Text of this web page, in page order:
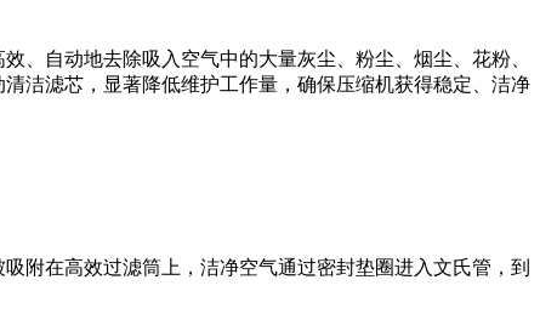
、自动地去除吸入空气中的大量灰尘、粉尘、烟尘、花粉、
洁滤芯，显著降低维护工作量，确保压缩机获得稳定、洁净
附在高效过滤筒上，洁净空气通过密封垫圈进入文氏管，到